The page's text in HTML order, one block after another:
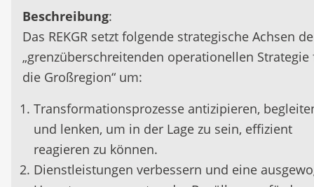
Beschreibung:
Das REKGR setzt folgende strategische Achsen
„grenzüberschreitenden operationellen Strategie
die Großregion“ um:
Transformationsprozesse antizipieren,
und lenken, um in der Lage zu sein, effizient
reagieren zu können.
Dienstleistungen verbessern und eine